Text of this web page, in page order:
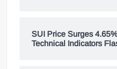
SUI Price Surges
Technical Indicators